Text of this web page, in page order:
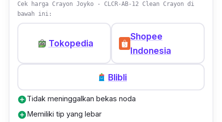
Cek harga Crayon Joyko - CLCR-AB-12 Clean Crayon di
bawah ini:
Tokopedia
Shopee
Indonesia
Blibli
add_circleTidak meninggalkan bekas noda
add_circleMemiliki tip yang lebar